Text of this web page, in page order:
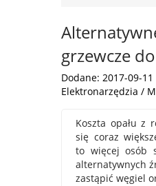
grzewcze
Dodane: 2017-09-11
Elektronarzędzia /
Koszta opału z
się coraz
to więcej osób
alternatywnych
zastąpić węgiel